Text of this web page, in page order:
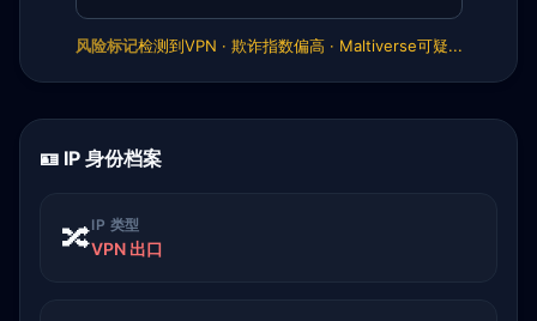
风险标记检测到VPN · 欺诈指数偏高 · Maltiverse可疑...
🪪 IP 身份档案
🔀IP 类型
VPN 出口